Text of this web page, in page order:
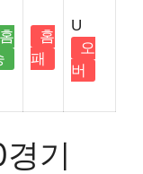
홈
홈
패
U
오
버
기